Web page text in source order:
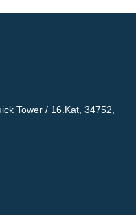
Tower / 16.Kat, 34752,